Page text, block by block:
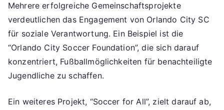
Mehrere erfolgreiche Gemeinschaftsprojekte
verdeutlichen das Engagement von Orlando City SC
für soziale Verantwortung. Ein Beispiel ist die
“Orlando City Soccer Foundation”, die sich darauf
konzentriert, Fußballmöglichkeiten für benachteiligte
Jugendliche zu schaffen.
Ein weiteres Projekt, “Soccer for All”, zielt darauf ab,